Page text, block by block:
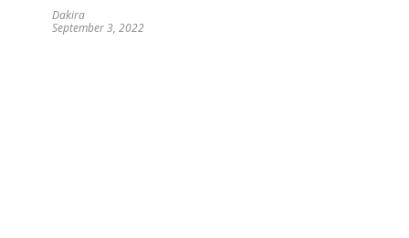
Dakira
September 3, 2022